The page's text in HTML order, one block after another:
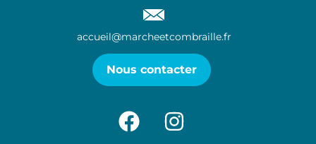
accueil@marcheetcombraille.fr
Nous contacter